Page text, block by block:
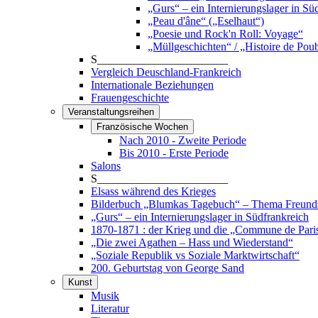
„Gurs“ – ein Internierungslager in
„Peau d'âne“ („Eselhaut“)
„Poesie und Rock'n Roll: Voyage“
„Müllgeschichten“ / „Histoire de
S_______________________
Vergleich Deuschland-Frankreich
Internationale Beziehungen
Frauengeschichte
Veranstaltungsreihen
Französische Wochen
Nach 2010 - Zweite Periode
Bis 2010 - Erste Periode
Salons
S_______________________
Elsass während des Krieges
Bilderbuch „Blumkas Tagebuch“ – Thema
„Gurs“ – ein Internierungslager in Südfrankreich
1870-1871 : der Krieg und die „Commune de
„Die zwei Agathen – Hass und Wiederstand“
„Soziale Republik vs Soziale Marktwirtschaft“
200. Geburtstag von George Sand
Kunst
Musik
Literatur